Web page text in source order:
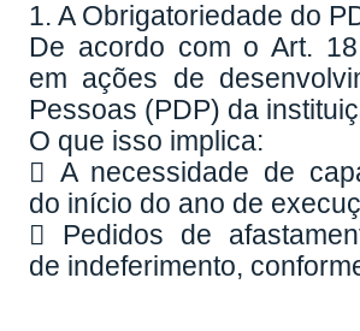
1. A Obrigatoriedade do
De acordo com o Art.
em ações de
Pessoas (PDP) da
O que isso implica:
 A necessidade de
do início do ano de
 Pedidos de
de indeferimento,